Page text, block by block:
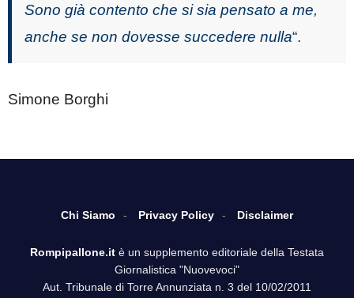
Sono già contento che si sia pensato a me,
anche se non dovesse succedere nulla“.
Simone Borghi
Chi Siamo Privacy Policy Disclaimer
Rompipallone.it è un supplemento editoriale della Testata
Giornalistica "Nuovevoci"
Aut. Tribunale di Torre Annunziata n. 3 del 10/02/2011